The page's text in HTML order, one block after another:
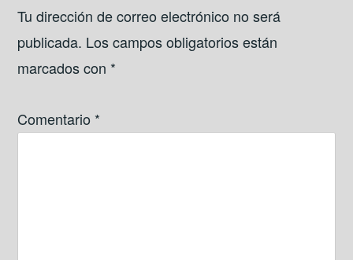
Tu dirección de correo electrónico no será
publicada. Los campos obligatorios están
marcados con *
Comentario *